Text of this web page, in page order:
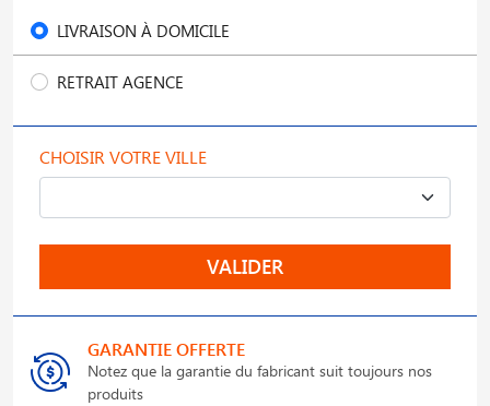
LIVRAISON À DOMICILE
RETRAIT AGENCE
CHOISIR VOTRE VILLE
VALIDER
GARANTIE OFFERTE
Notez que la garantie du fabricant suit toujours nos
produits